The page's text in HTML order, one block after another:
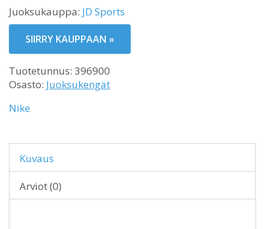
Juoksukauppa: JD Sports
SIIRRY KAUPPAAN »
Tuotetunnus: 396900
Osasto: Juoksukengät
Nike
Kuvaus
Arviot (0)